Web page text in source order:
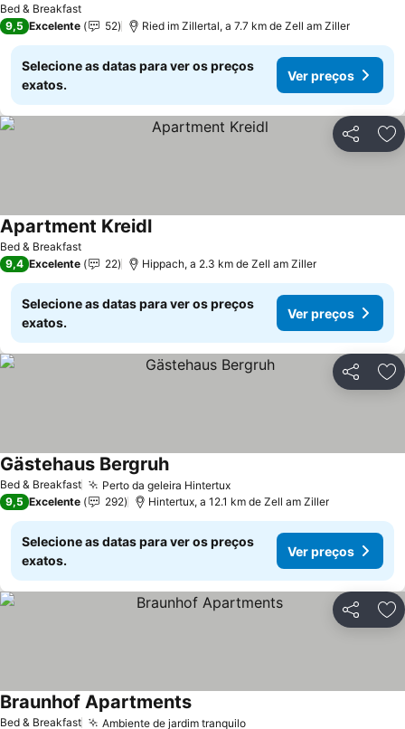
Bed & Breakfast
9,5 Excelente 52 Ried im Zillertal, a 7.7 km de Zell am Ziller
Selecione as datas para ver os preços
exatos.
Ver preços
Partilhar
Bed & Breakfast
Apartment Kreidl
9,4 Excelente 22 Hippach, a 2.3 km de Zell am Ziller
Selecione as datas para ver os preços
exatos.
Ver preços
Partilhar
Bed & Breakfast Perto da geleira Hintertux
Gästehaus Bergruh
9,5 Excelente 292 Hintertux, a 12.1 km de Zell am Ziller
Selecione as datas para ver os preços
exatos.
Ver preços
Partilhar
Bed & Breakfast Ambiente de jardim tranquilo
Braunhof Apartments